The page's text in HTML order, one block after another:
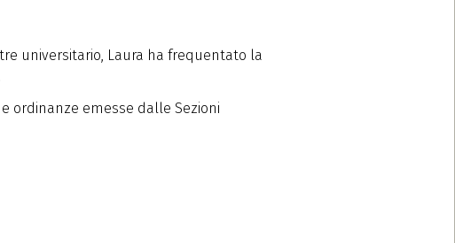
universitario, Laura ha frequentato la
ordinanze emesse dalle Sezioni